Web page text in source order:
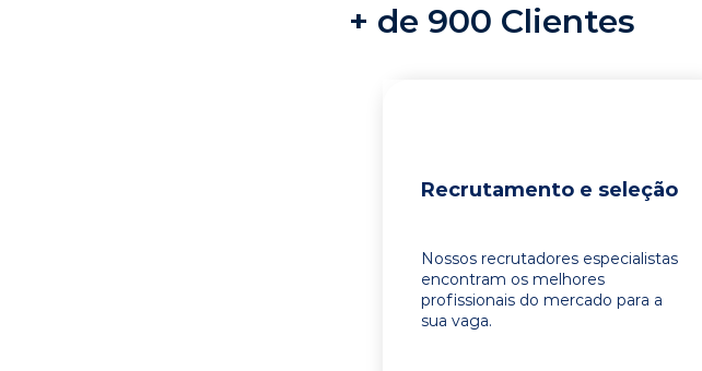
+ de 900 Clientes
Recrutamento e seleção
Nossos recrutadores especialistas
encontram os melhores
profissionais do mercado para a
sua vaga.